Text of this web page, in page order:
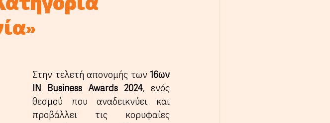
Στην τελετή απονομής των 16ων
IN Business Awards 2024, ενός
θεσμού που αναδεικνύει και
προβάλλει τις κορυφαίες